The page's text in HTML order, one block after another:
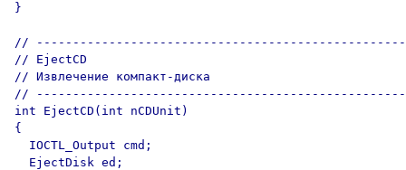
}
// ---------------------------------------------------
// EjectCD
// Извлечение компакт-диска
// ---------------------------------------------------
int EjectCD(int nCDUnit)
{
  IOCTL_Output cmd;
  EjectDisk ed;